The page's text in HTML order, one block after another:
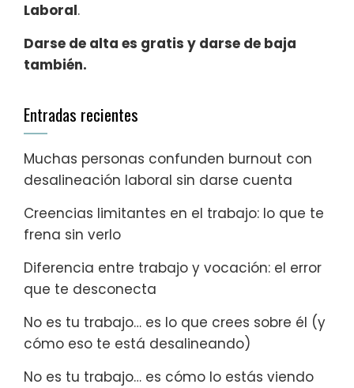
Laboral.
Darse de alta es gratis y darse de baja
también.
Entradas recientes
Muchas personas confunden burnout con
desalineación laboral sin darse cuenta
Creencias limitantes en el trabajo: lo que te
frena sin verlo
Diferencia entre trabajo y vocación: el error
que te desconecta
No es tu trabajo… es lo que crees sobre él (y
cómo eso te está desalineando)
No es tu trabajo… es cómo lo estás viendo